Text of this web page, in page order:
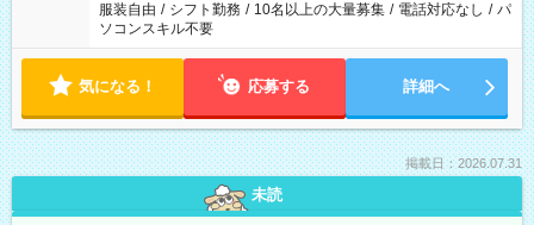
服装自由 / シフト勤務 / 10名以上の大量募集 / 電話対応なし / パ
ソコンスキル不要
気になる！ 応募する 詳細へ
掲載日：2026.07.31
未読